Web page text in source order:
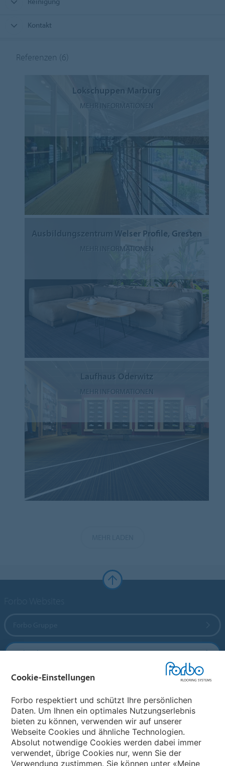
Kontakt
Referenzen (6)
Lokschuppen Marburg
MEHR INFORMATIONEN
Ausbildungszentrum Welser Profile, Gresten
MEHR INFORMATIONEN
Laufhaus Oderwitz
MEHR INFORMATIONEN
Forbo Flooring Systems
Forbo Movement Systems
Land auswählen
Land auswählen
Cookie-Einstellungen
Forbo respektiert und schützt Ihre persönlichen
Daten. Um Ihnen ein optimales Nutzungserlebnis
bieten zu können, verwenden wir auf unserer
Webseite Cookies und ähnliche Technologien.
Absolut notwendige Cookies werden dabei immer
verwendet, übrige Cookies nur, wenn Sie der
Verwendung zustimmen. Sie können unter «Meine